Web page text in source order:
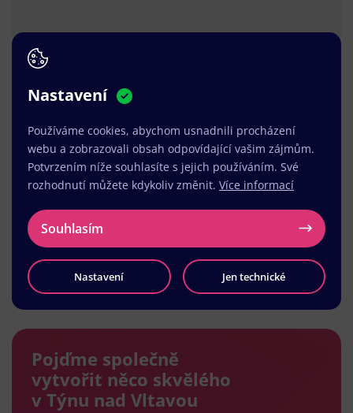
Načíst další
Pojďme společně
vytvořit něco skvělého
v Týnu nad Vltavou
Nastavení
Používáme cookies, abychom usnadnili procházení
webu a zobrazovali obsah odpovídající vašim zájmům.
Potvrzením níže souhlasíte s jejich používáním. Své
rozhodnutí můžete kdykoliv změnit. Více informací
Souhlasím
Nastavení Jen technické